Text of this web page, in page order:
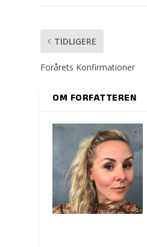
TIDLIGERE
Forårets Konfirmationer
OM FORFATTEREN